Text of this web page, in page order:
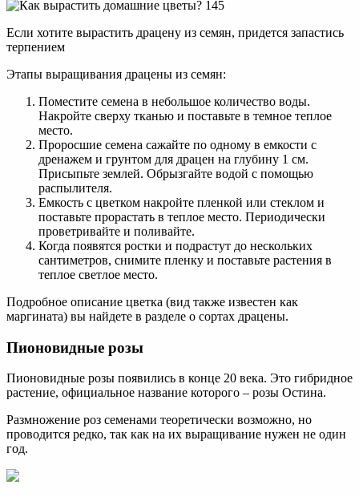
Если хотите вырастить драцену из семян, придется запастись
терпением
Этапы выращивания драцены из семян:
Поместите семена в небольшое количество воды.
Накройте сверху тканью и поставьте в темное теплое
место.
Проросшие семена сажайте по одному в емкости с
дренажем и грунтом для драцен на глубину 1 см.
Присыпьте землей. Обрызгайте водой с помощью
распылителя.
Емкость с цветком накройте пленкой или стеклом и
поставьте прорастать в теплое место. Периодически
проветривайте и поливайте.
Когда появятся ростки и подрастут до нескольких
сантиметров, снимите пленку и поставьте растения в
теплое светлое место.
Подробное описание цветка (вид также известен как
маргината) вы найдете в разделе о сортах драцены.
Пионовидные розы
Пионовидные розы появились в конце 20 века. Это гибридное
растение, официальное название которого – розы Остина.
Размножение роз семенами теоретически возможно, но
проводится редко, так как на их выращивание нужен не один
год.